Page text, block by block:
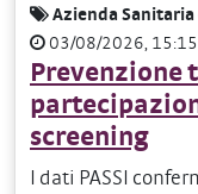
Azienda Sanitaria
03/08/2026, 15:15
Prevenzione
screening
I dati PASSI